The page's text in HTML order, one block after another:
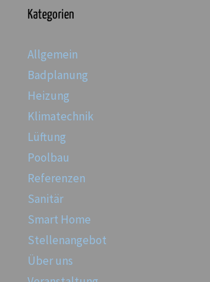
Kategorien
Allgemein
Badplanung
Heizung
Klimatechnik
Lüftung
Poolbau
Referenzen
Sanitär
Smart Home
Stellenangebot
Über uns